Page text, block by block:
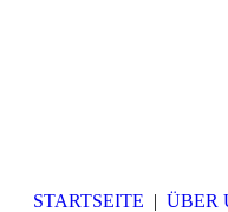
STARTSEITE | ÜBER